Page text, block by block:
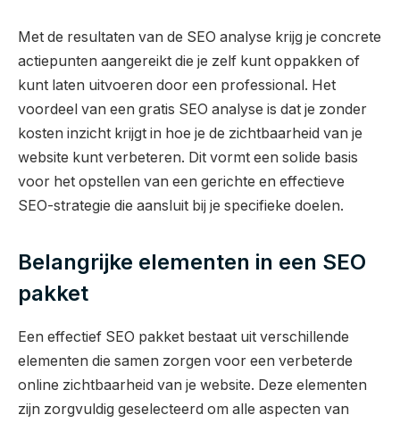
Met de resultaten van de SEO analyse krijg je concrete
actiepunten aangereikt die je zelf kunt oppakken of
kunt laten uitvoeren door een professional. Het
voordeel van een gratis SEO analyse is dat je zonder
kosten inzicht krijgt in hoe je de zichtbaarheid van je
website kunt verbeteren. Dit vormt een solide basis
voor het opstellen van een gerichte en effectieve
SEO-strategie die aansluit bij je specifieke doelen.
Belangrijke elementen in een SEO
pakket
Een effectief SEO pakket bestaat uit verschillende
elementen die samen zorgen voor een verbeterde
online zichtbaarheid van je website. Deze elementen
zijn zorgvuldig geselecteerd om alle aspecten van